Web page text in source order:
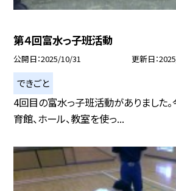
第４回富水っ子班活動
公開日 2025/10/31 更新日
できごと
4回目の富水っ子班活動がありました。
育館、ホール、教室を使っ...